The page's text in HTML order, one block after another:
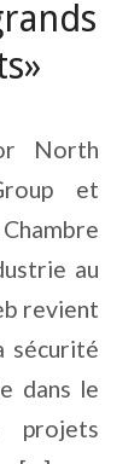
North
et
au
revient
sécurité
dans le